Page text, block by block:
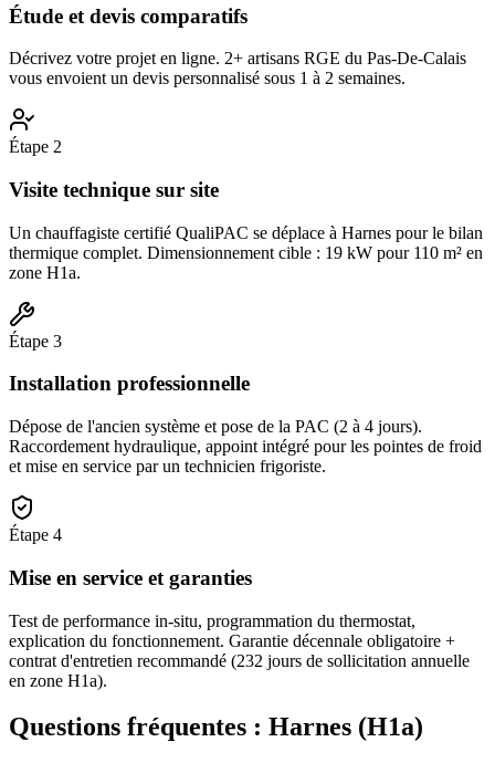
Étude et devis comparatifs
Décrivez votre projet en ligne. 2+ artisans RGE du Pas-De-Calais
vous envoient un devis personnalisé sous 1 à 2 semaines.
Étape 2
Visite technique sur site
Un chauffagiste certifié QualiPAC se déplace à Harnes pour le bilan
thermique complet. Dimensionnement cible : 19 kW pour 110 m² en
zone H1a.
Étape 3
Installation professionnelle
Dépose de l'ancien système et pose de la PAC (2 à 4 jours).
Raccordement hydraulique, appoint intégré pour les pointes de froid
et mise en service par un technicien frigoriste.
Étape 4
Mise en service et garanties
Test de performance in-situ, programmation du thermostat,
explication du fonctionnement. Garantie décennale obligatoire +
contrat d'entretien recommandé (232 jours de sollicitation annuelle
en zone H1a).
Questions fréquentes : Harnes (H1a)